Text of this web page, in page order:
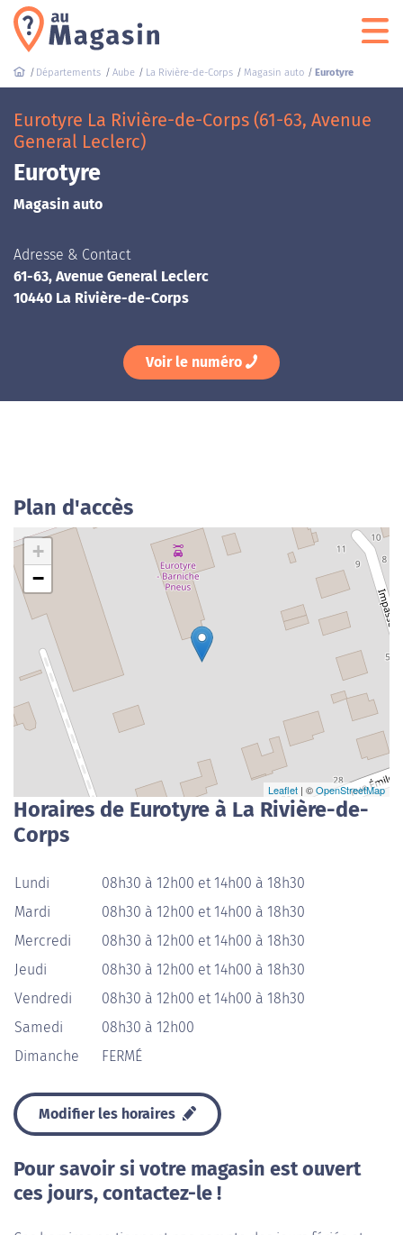
Départements Aube La Rivière-de-Corps Magasin auto Eurotyre
Eurotyre La Rivière-de-Corps (61-63, Avenue
General Leclerc)
Eurotyre
Magasin auto
Adresse & Contact
61-63, Avenue General Leclerc
10440 La Rivière-de-Corps
Voir le numéro
Plan d'accès
+
−
Leaflet | ©OpenStreetMap
Horaires de Eurotyre à La Rivière-de-
Corps
Lundi
08h30 à 12h00 et 14h00 à 18h30
Mardi
08h30 à 12h00 et 14h00 à 18h30
Mercredi
08h30 à 12h00 et 14h00 à 18h30
Jeudi
08h30 à 12h00 et 14h00 à 18h30
Vendredi
08h30 à 12h00 et 14h00 à 18h30
Samedi
08h30 à 12h00
Dimanche
FERMÉ
Modifier les horaires
Pour savoir si votre magasin est ouvert
ces jours, contactez-le !